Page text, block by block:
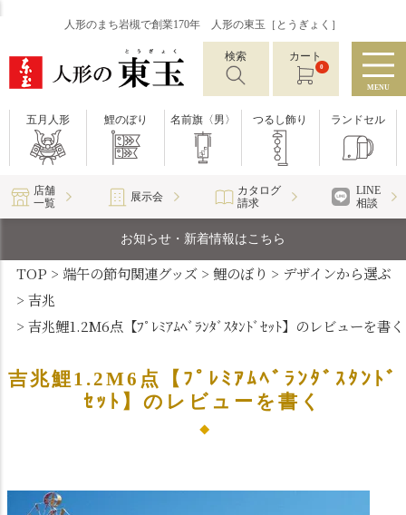
人形のまち岩槻で創業170年 人形の東玉［とうぎょく］
検索 カート
0
MENU
五月人形 鯉のぼり 名前旗〈男〉 つるし飾り ランドセル
店舗
一覧
展示会
カタログ
請求
LINE
相談
お知らせ・新着情報はこちら
TOP 端午の節句関連グッズ 鯉のぼり
デザインから選ぶ
吉兆
吉兆鯉1.2M6点【ﾌﾟﾚﾐｱﾑﾍﾞﾗﾝﾀﾞｽﾀﾝﾄﾞｾｯﾄ】のレビューを書く
吉兆鯉1.2M6点【ﾌﾟﾚﾐｱﾑﾍﾞﾗﾝﾀﾞｽﾀﾝﾄﾞ
ｾｯﾄ】のレビューを書く